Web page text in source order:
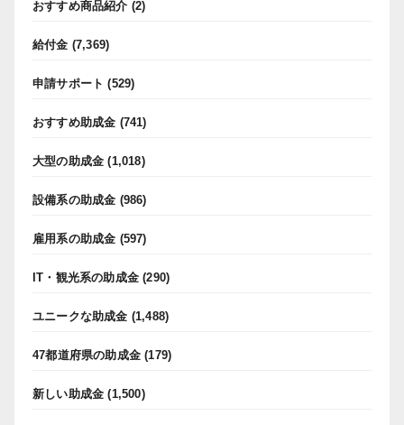
おすすめ商品紹介 (2)
給付金 (7,369)
申請サポート (529)
おすすめ助成金 (741)
大型の助成金 (1,018)
設備系の助成金 (986)
雇用系の助成金 (597)
IT・観光系の助成金 (290)
ユニークな助成金 (1,488)
47都道府県の助成金 (179)
新しい助成金 (1,500)